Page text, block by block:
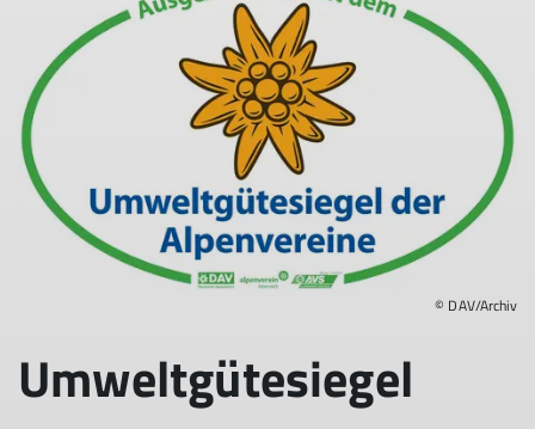
© DAV/Archiv
Umweltgütesiegel